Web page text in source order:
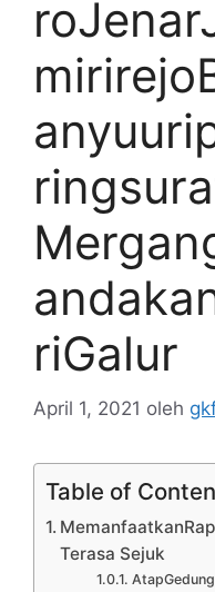
riGalur
April 1, 2021 oleh
Table of
Terasa Sejuk